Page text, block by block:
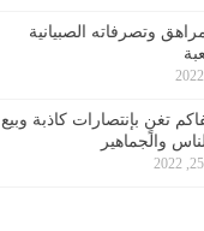
وتصرفاته الصبيانية
تغنٍ بإنتصارات كاذبة وبيع
والجماهير